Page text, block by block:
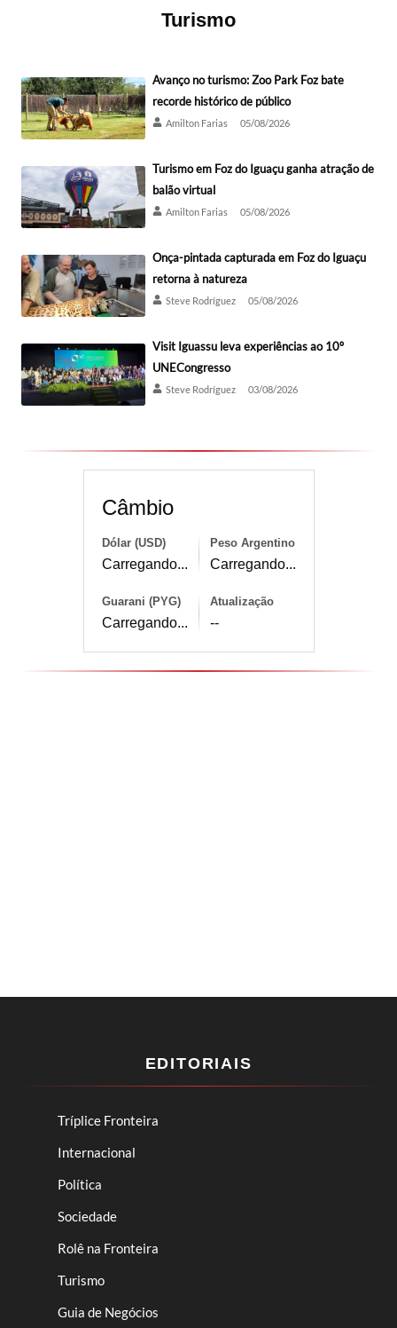
Turismo
Avanço no turismo: Zoo Park Foz bate
recorde histórico de público
Amilton Farias 05/08/2026
Turismo em Foz do Iguaçu ganha atração de
balão virtual
Amilton Farias 05/08/2026
Onça-pintada capturada em Foz do Iguaçu
retorna à natureza
Steve Rodríguez 05/08/2026
Visit Iguassu leva experiências ao 10º
UNECongresso
Steve Rodríguez 03/08/2026
Câmbio
Dólar (USD)
Carregando...
Peso Argentino
Carregando...
Guarani (PYG)
Carregando...
Atualização
--
EDITORIAIS
Tríplice Fronteira
Internacional
Política
Sociedade
Rolê na Fronteira
Turismo
Guia de Negócios